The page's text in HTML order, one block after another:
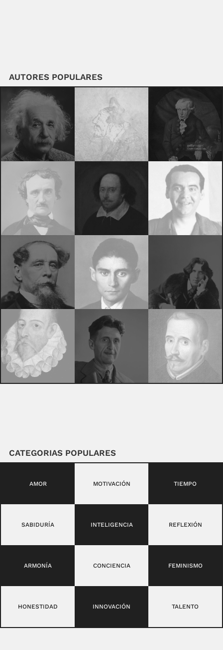
AUTORES POPULARES
CATEGORIAS POPULARES
AMOR MOTIVACIÓN TIEMPO
SABIDURÍA INTELIGENCIA REFLEXIÓN
ARMONÍA CONCIENCIA FEMINISMO
HONESTIDAD INNOVACIÓN TALENTO